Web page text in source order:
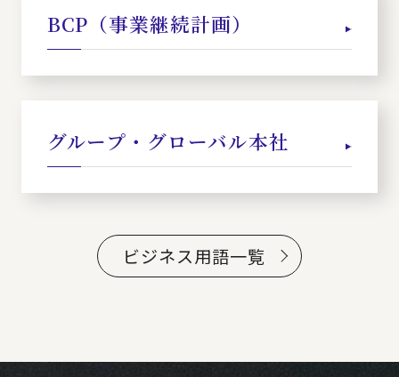
BCP（事業継続計画）
グループ・グローバル本社
ビジネス用語一覧